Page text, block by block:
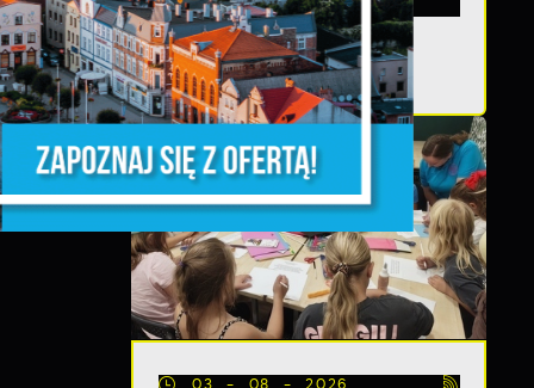
gminnej nr 109054G...
03 - 08 - 2026